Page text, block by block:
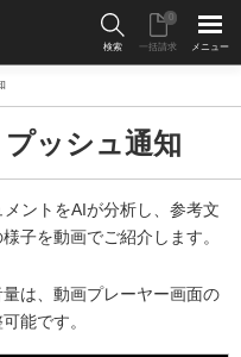
検索 一括請求
0
メニュー
ッシュ通知
ントをAIが分析し、参考文
子を動画でご紹介します。
は、動画プレーヤー画面の
能です。